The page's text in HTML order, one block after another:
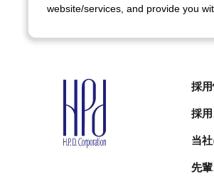
採
採
当
先
website/services, and provide you